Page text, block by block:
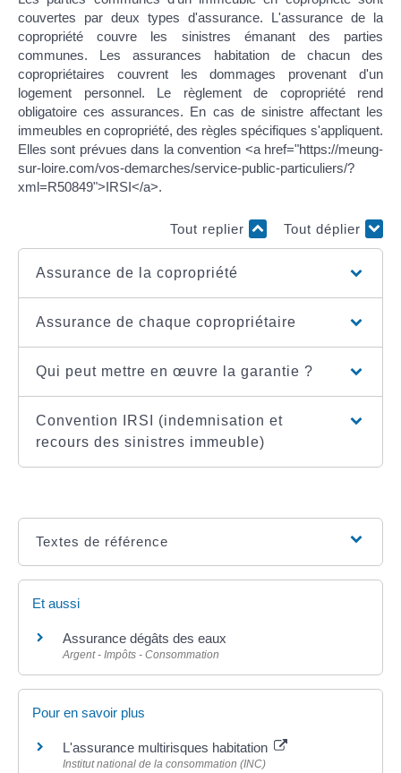
couvertes par deux types d'assurance. L'assurance de la
copropriété couvre les sinistres émanant des parties
communes. Les assurances habitation de chacun des
copropriétaires couvrent les dommages provenant d'un
logement personnel. Le règlement de copropriété rend
obligatoire ces assurances. En cas de sinistre affectant les
immeubles en copropriété, des règles spécifiques s'appliquent.
Elles sont prévues dans la convention <a href="https://meung-
sur-loire.com/vos-demarches/service-public-particuliers/?
xml=R50849">IRSI</a>.
Tout replier Tout déplier
Assurance de la copropriété
Assurance de chaque copropriétaire
Qui peut mettre en œuvre la garantie ?
Convention IRSI (indemnisation et
recours des sinistres immeuble)
Textes de référence
Et aussi
Assurance dégâts des eaux
Argent - Impôts - Consommation
Pour en savoir plus
L'assurance multirisques habitation
Institut national de la consommation (INC)